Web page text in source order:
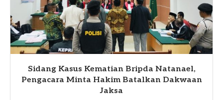
Sidang Kasus Kematian Bripda Natanael,
Pengacara Minta Hakim Batalkan Dakwaan
Jaksa